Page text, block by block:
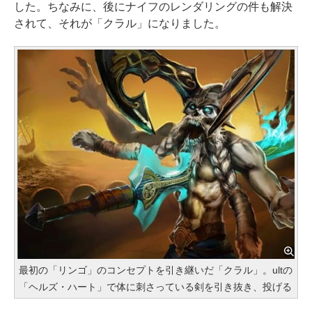
した。ちなみに、後にナイフのレンダリングの件も解決
されて、それが「クラル」になりました。
最初の「リンゴ」のコンセプトを引き継いだ「クラル」。ultの
「ヘルズ・ハート」で体に刺さっている剣を引き抜き、投げる